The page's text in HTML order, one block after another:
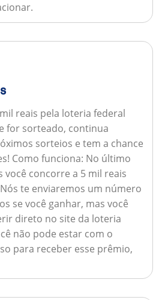
reais pela loteria federal
for sorteado, continua
sorteios e tem a chance
Como funciona: No último
você concorre a 5 mil reais
te enviaremos um número
se você ganhar, mas você
direto no site da loteria
não pode estar com o
para receber esse prêmio,